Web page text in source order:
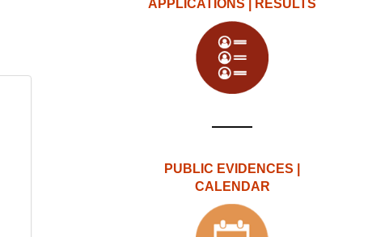
APPLICATIONS | RESULTS
PUBLIC EVIDENCES |
CALENDAR